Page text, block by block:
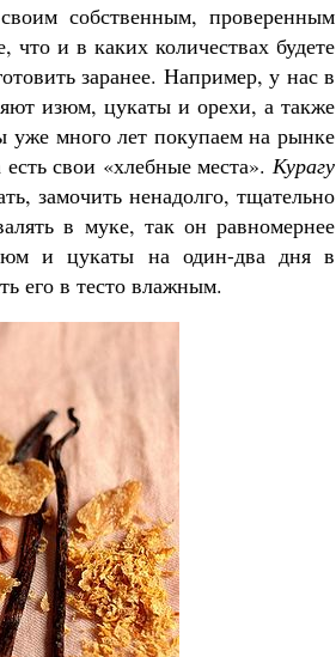
собственным, проверенным
что и в каких количествах будете
заранее. Например, у нас в
изюм, цукаты и орехи, а также
много лет покупаем на рынке
свои «хлебные места». Курагу
замочить ненадолго, тщательно
в муке, так он равномернее
и цукаты на один-два дня в
его в тесто влажным.